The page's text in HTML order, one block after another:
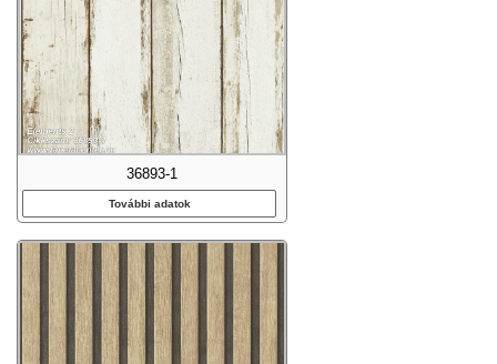
36893-1
További adatok